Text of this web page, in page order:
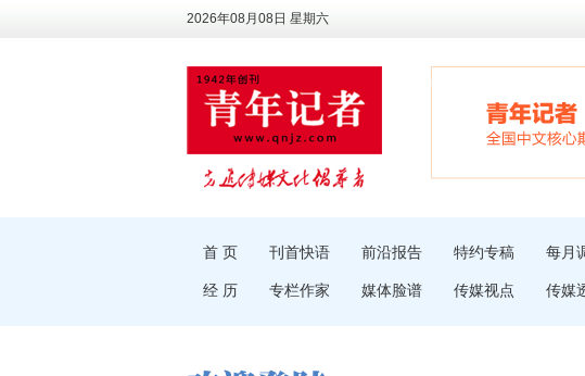
2026年08月08日 星期六
首 页 刊首快语 前沿报告 特约专稿 每月
经 历 专栏作家 媒体脸谱 传媒视点 传媒